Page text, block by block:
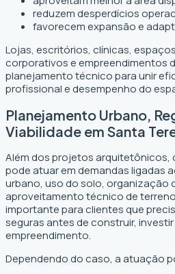
reduzem desperdícios
favorecem expansão e
Lojas, escritórios, clínicas,
corporativos e empreendimentos
planejamento técnico para unir
profissional e desempenho do
Planejamento Urbano,
Viabilidade em Santa
Além dos projetos arquitetônicos,
pode atuar em demandas ligadas
urbano, uso do solo, organização
aproveitamento técnico de
importante para clientes que
seguras antes de construir,
empreendimento.
Dependendo do caso, a atuação